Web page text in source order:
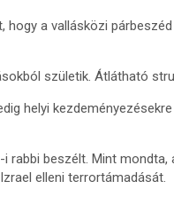
a vallásközi
születik. Átlátható
helyi
rabbi beszélt. Mint
elleni terrortámadását.